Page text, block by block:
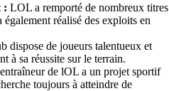
: LOL a remporté de nombreux titres
réalisé des exploits en
dispose de joueurs talentueux et
à sa réussite sur le terrain.
de lOL a un projet sportif
toujours à atteindre de